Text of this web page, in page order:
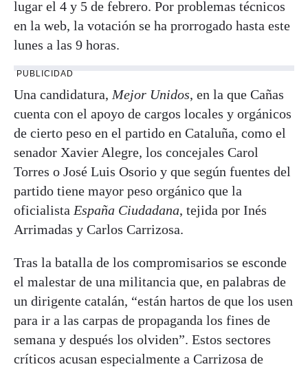
lugar el 4 y 5 de febrero. Por problemas técnicos
en la web, la votación se ha prorrogado hasta este
lunes a las 9 horas.
PUBLICIDAD
Una candidatura, Mejor Unidos, en la que Cañas
cuenta con el apoyo de cargos locales y orgánicos
de cierto peso en el partido en Cataluña, como el
senador Xavier Alegre, los concejales Carol
Torres o José Luis Osorio y que según fuentes del
partido tiene mayor peso orgánico que la
oficialista España Ciudadana, tejida por Inés
Arrimadas y Carlos Carrizosa.
Tras la batalla de los compromisarios se esconde
el malestar de una militancia que, en palabras de
un dirigente catalán, “están hartos de que los usen
para ir a las carpas de propaganda los fines de
semana y después los olviden”. Estos sectores
críticos acusan especialmente a Carrizosa de